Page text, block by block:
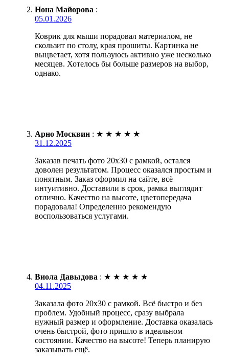
Нона Майорова :
05.01.2026
Коврик для мыши порадовал материалом, не
скользит по столу, края прошиты. Картинка не
выцветает, хотя пользуюсь активно уже несколько
месяцев. Хотелось бы больше размеров на выбор,
однако.
Арно Москвин : ★ ★ ★ ★ ★
31.12.2025
Заказав печать фото 20х30 с рамкой, остался
доволен результатом. Процесс оказался простым и
понятным. Заказ оформил на сайте, всё
интуитивно. Доставили в срок, рамка выглядит
отлично. Качество на высоте, цветопередача
порадовала! Определенно рекомендую
воспользоваться услугами.
Виола Давыдова : ★ ★ ★ ★ ★
04.11.2025
Заказала фото 20х30 с рамкой. Всё быстро и без
проблем. Удобный процесс, сразу выбрала
нужный размер и оформление. Доставка оказалась
очень быстрой, фото пришло в идеальном
состоянии. Качество на высоте! Теперь планирую
заказывать ещё.